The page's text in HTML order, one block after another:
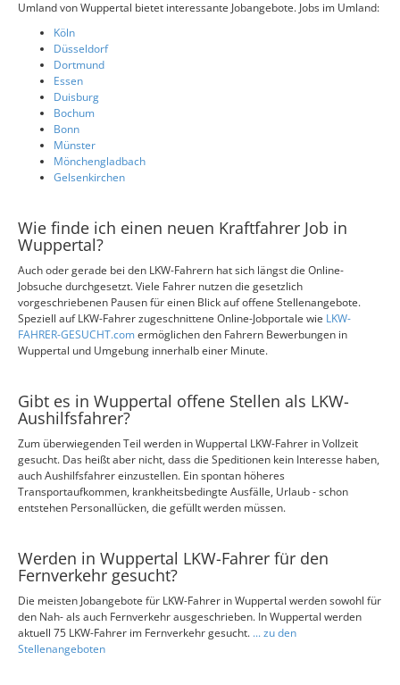
Umland von Wuppertal bietet interessante Jobangebote. Jobs im Umland:
Köln
Düsseldorf
Dortmund
Essen
Duisburg
Bochum
Bonn
Münster
Mönchengladbach
Gelsenkirchen
Wie finde ich einen neuen Kraftfahrer Job in
Wuppertal?
Auch oder gerade bei den LKW-Fahrern hat sich längst die Online-
Jobsuche durchgesetzt. Viele Fahrer nutzen die gesetzlich
vorgeschriebenen Pausen für einen Blick auf offene Stellenangebote.
Speziell auf LKW-Fahrer zugeschnittene Online-Jobportale wie LKW-
FAHRER-GESUCHT.comermöglichen den Fahrern Bewerbungen in
Wuppertal und Umgebung innerhalb einer Minute.
Gibt es in Wuppertal offene Stellen als LKW-
Aushilfsfahrer?
Zum überwiegenden Teil werden in Wuppertal LKW-Fahrer in Vollzeit
gesucht. Das heißt aber nicht, dass die Speditionen kein Interesse haben,
auch Aushilfsfahrer einzustellen. Ein spontan höheres
Transportaufkommen, krankheitsbedingte Ausfälle, Urlaub - schon
entstehen Personallücken, die gefüllt werden müssen.
Werden in Wuppertal LKW-Fahrer für den
Fernverkehr gesucht?
Die meisten Jobangebote für LKW-Fahrer in Wuppertal werden sowohl für
den Nah- als auch Fernverkehr ausgeschrieben. In Wuppertal werden
aktuell 75 LKW-Fahrer im Fernverkehr gesucht. ... zu den
Stellenangeboten